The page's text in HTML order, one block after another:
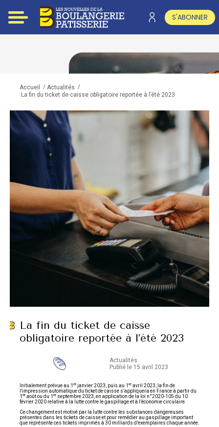
S'ABONNER
Accueil / Actualités /
La fin du ticket de caisse obligatoire reportée à l’été 2023
La fin du ticket de caisse
obligatoire reportée à l’été 2023
Actualités
Publié le 15 avril 2023
Initialement prévue au 1 er janvier 2023, puis au 1 er avril 2023, la fin de
l’impression automatique du ticket de caisse s’appliquera en France à partir du
1 er août ou du 1 er septembre 2023, en application de la loi n°2020-105 du 10
février 2020 relative à la lutte contre le gaspillage et à l’économie circulaire.
Ce changement est motivé par la lutte contre les substances dangereuses
présentes dans les tickets de caisse et pour remédier au gaspillage important
que représente ces tickets imprimés à 30 milliards d’exemplaires chaque année.